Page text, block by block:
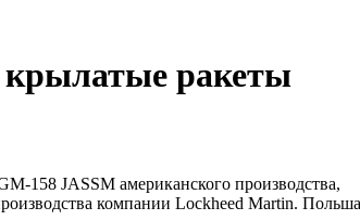
крылатые ракеты
158 JASSM американского производства,
компании Lockheed Martin.